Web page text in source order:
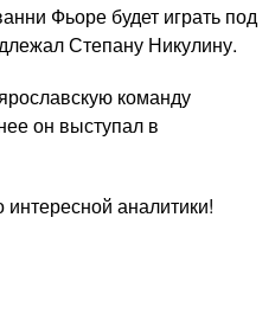
Фьоре будет играть под
Степану Никулину.
команду
он выступал в
интересной аналитики!